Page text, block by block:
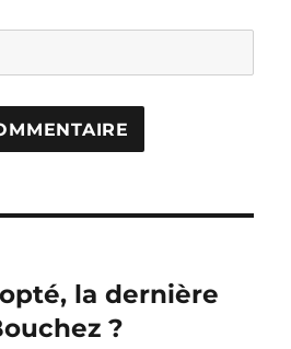
la dernière
?